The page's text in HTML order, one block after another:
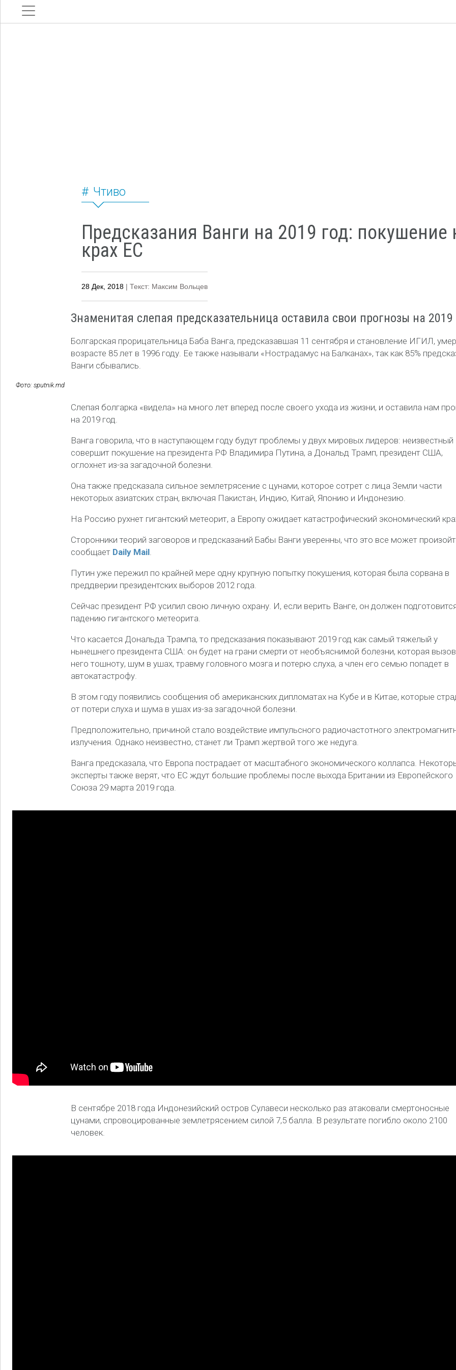
Чтиво
Предсказания Ванги на 2019 год: покушение
крах ЕС
28 Дек, 2018 | Текст: Максим Вольцев
Знаменитая слепая предсказательница оставила свои прогнозы на 2019
Болгарская прорицательница Баба Ванга, предсказавшая 11 сентября и становление ИГИЛ,
возрасте 85 лет в 1996 году. Ее также называли «Нострадамус на Балканах», так как 85%
Ванги сбывались.
Фото: sputnik.md
Слепая болгарка «видела» на много лет вперед после своего ухода из жизни, и оставила нам
на 2019 год.
Ванга говорила, что в наступающем году будут проблемы у двух мировых лидеров: неизвестный
совершит покушение на президента РФ Владимира Путина, а Дональд Трамп, президент США,
оглохнет из-за загадочной болезни.
Она также предсказала сильное землетрясение с цунами, которое сотрет с лица Земли части
некоторых азиатских стран, включая Пакистан, Индию, Китай, Японию и Индонезию.
На Россию рухнет гигантский метеорит, а Европу ожидает катастрофический экономический
Сторонники теорий заговоров и предсказаний Бабы Ванги уверенны, что это все может
сообщает Daily Mail.
Путин уже пережил по крайней мере одну крупную попытку покушения, которая была сорвана в
преддверии президентских выборов 2012 года.
Сейчас президент РФ усилил свою личную охрану. И, если верить Ванге, он должен
падению гигантского метеорита.
Что касается Дональда Трампа, то предсказания показывают 2019 год как самый тяжелый у
нынешнего президента США: он будет на грани смерти от необъяснимой болезни, которая
него тошноту, шум в ушах, травму головного мозга и потерю слуха, а член его семью попадет в
автокатастрофу.
В этом году появились сообщения об американских дипломатах на Кубе и в Китае, которые
от потери слуха и шума в ушах из-за загадочной болезни.
Предположительно, причиной стало воздействие импульсного радиочастотного
излучения. Однако неизвестно, станет ли Трамп жертвой того же недуга.
Ванга предсказала, что Европа пострадает от масштабного экономического коллапса.
эксперты также верят, что ЕС ждут большие проблемы после выхода Британии из Европейского
Союза 29 марта 2019 года.
В сентябре 2018 года Индонезийский остров Сулавеси несколько раз атаковали смертоносные
цунами, спровоцированные землетрясением силой 7,5 балла. В результате погибло около 2100
человек.